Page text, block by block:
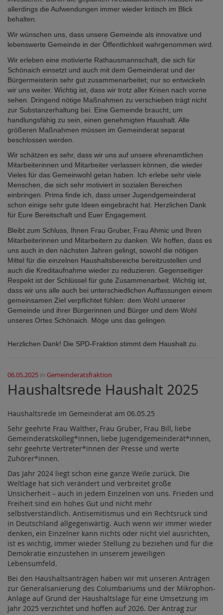
allerdings die Aufwendungen immer wieder kritisch im Blick
behalten.
Wir wünschen uns, dass unsere Gemeinde als innovative und
lebenswerte Gemeinde in der Öffentlichkeit wahrgenommen wird.
Wir erleben eine motivierte Rathausmannschaft, die sich für
Schönaich einsetzt und auch mit dem Gemeinderat und der
Bürgermeisterin sehr gut zusammenarbeitet; nur so entwickeln
wir uns weiter. Wichtig ist, dass wir trotz aller Krisen nach vorne
sehen. Dringend nötige Maßnahmen zu verschieben trägt nicht
zur Substanzerhaltung bei. Eine Gemeinde braucht, um
handlungsfähig zu sein, einen genehmigten Haushalt. Alle
größeren Maßnahmen müssen im Gemeinderat separat
beschlossen werden.
Wir schätzen es sehr, dass wir uns auf unsere ehrenamtlichen
Mitarbeiterinnen und Mitarbeiter verlassen können, die wieder
Vieles für das Gemeinwohl getan haben. Ich erlebe sehr viele
Menschen, die sich sehr motiviert in sozialen Bereichen
einbringen. Prima finde ich, dass unser Jugendgemeinderat
schon einige sehr gute Ideen eingebracht hat. Herzlichen Dank
für Eure Bereitschaft und Euer Engagement.
Bleibt zum Schluss, Ihnen Frau Gruber, Frau Ahmic und Ihren
Mitarbeiterinnen und Mitarbeitern zu danken. Wir hoffen, dass es
uns auch in den nächsten Jahren gelingt, sowohl die nötigen
Mittel für die einzelnen Haushaltsbereiche bereitzustellen und
auch die Kreditaufnahme wieder zu reduzieren. Gegenseitiger
Respekt ist der Schlüssel für gute Zusammenarbeit. Wichtig ist,
dass wir uns alle auch bei unterschiedlichen Auffassungen einem
gemeinsamen Ziel verpflichtet fühlen: dem Wohl unserer
Gemeinde und ihrer Bürgerinnen und Bürger und dem Wohl
unseres Ortes Schönaich. Möge uns das gelingen.
Herzlichen Dank! Die SPD-Fraktion stimmt dem Haushalt zu.
06.05.2025 in Gemeinderatsfraktion
Haushaltsrede Haushalt 2025
Haushaltsrede im Gemeinderat am 06.05.25
Sehr geehrte Frau Walther, Frau Gruber, Frau Bill, liebe
Gemeinderatskolleg*innen, liebe Jugendgemeinderät*innen,
sehr geehrte Vertreter*innen der Presse und werte
Zuhörer*innen.
Das Jahr 2024 liegt schon eine ganze Weile zurück. Die
Weltlage hat sich verändert und verbreitet große
Unsicherheit – auch in jedem Einzelnen von uns. Frieden und
Freiheit sind ein hohes Gut und nicht mehr
selbstverständlich. Antisemitismus und ein Rechtsruck sind
in Deutschland allgegenwärtig. Auch wenn wir immer wieder
denken, ein Einzelner kann nichts oder nicht viel ausrichten,
ist es wichtig, immer wieder Stellung zu beziehen und für die
Demokratie einzustehen in unserem jeweiligen
Lebensumfeld.
Bei den Haushaltsanträgen haben wir mit unseren Anträgen
zur Generalsanierung des Columbariums und der Mikrophon-
Anlage auf Grund der Haushaltslage für eine Umsetzung im
Jahr 2025 verzichtet und hoffen auf 2026. Der Antrag zur